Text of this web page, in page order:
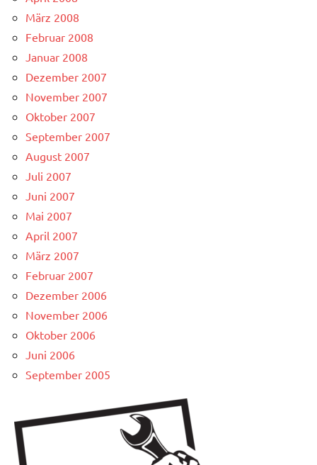
März 2008
Februar 2008
Januar 2008
Dezember 2007
November 2007
Oktober 2007
September 2007
August 2007
Juli 2007
Juni 2007
Mai 2007
April 2007
März 2007
Februar 2007
Dezember 2006
November 2006
Oktober 2006
Juni 2006
September 2005